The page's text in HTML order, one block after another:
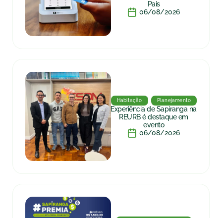
Pais
06/08/2026
Habitação Planejamento
Experiência de Sapiranga na
REURB é destaque em
evento
06/08/2026